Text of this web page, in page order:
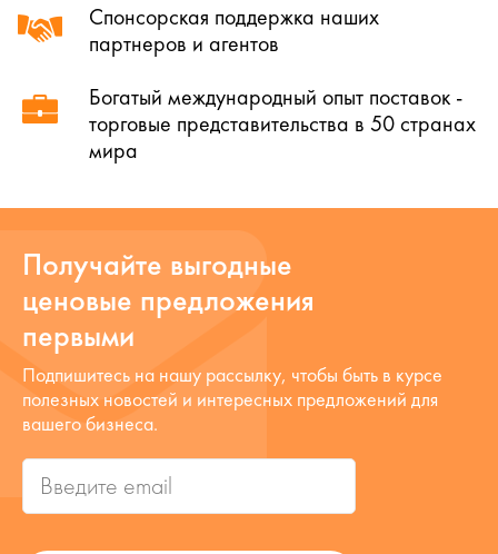
Спонсорская поддержка наших
партнеров и агентов
Богатый международный опыт поставок -
торговые представительства в 50 странах
мира
Получайте выгодные
ценовые предложения
первыми
Подпишитесь на нашу рассылку, чтобы быть в курсе
полезных новостей и интересных предложений для
вашего бизнеса.